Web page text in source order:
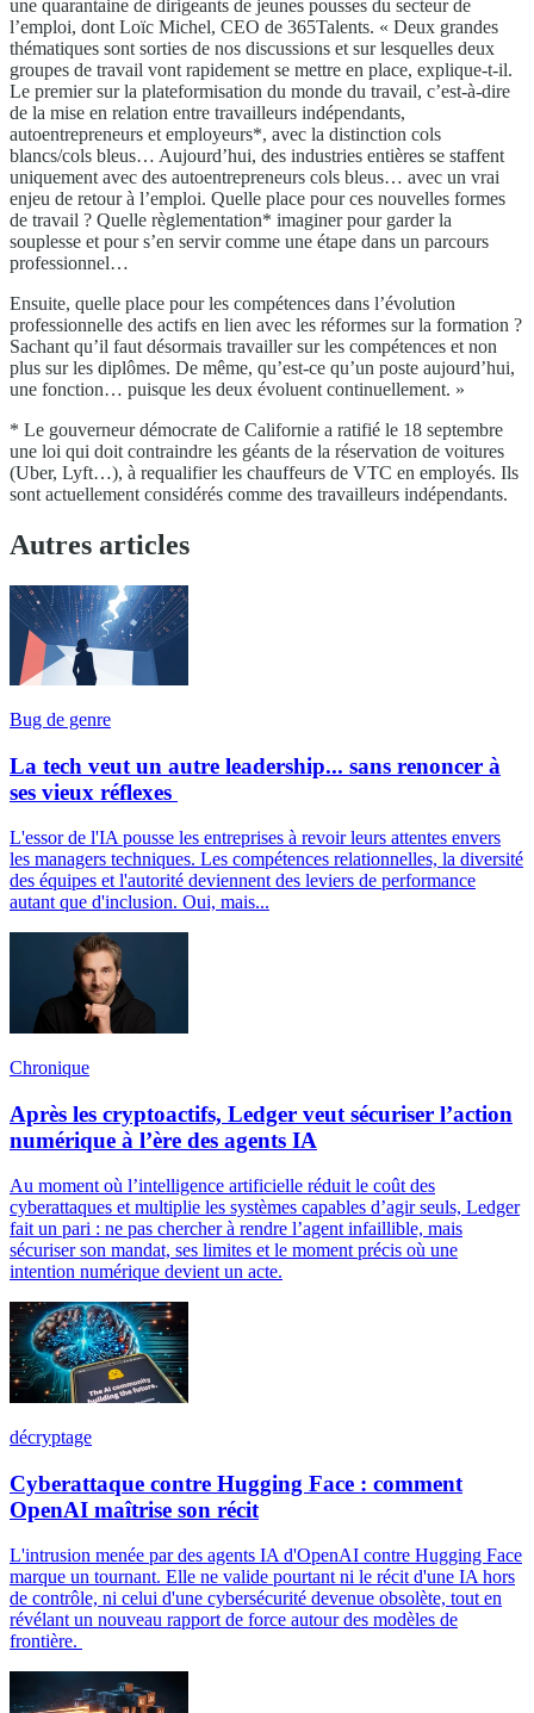
une quarantaine de dirigeants de jeunes pousses du secteur de
l’emploi, dont Loïc Michel, CEO de 365Talents. « Deux grandes
thématiques sont sorties de nos discussions et sur lesquelles deux
groupes de travail vont rapidement se mettre en place, explique-t-il.
Le premier sur la plateformisation du monde du travail, c’est-à-dire
de la mise en relation entre travailleurs indépendants,
autoentrepreneurs et employeurs*, avec la distinction cols
blancs/cols bleus… Aujourd’hui, des industries entières se staffent
uniquement avec des autoentrepreneurs cols bleus… avec un vrai
enjeu de retour à l’emploi. Quelle place pour ces nouvelles formes
de travail ? Quelle règlementation* imaginer pour garder la
souplesse et pour s’en servir comme une étape dans un parcours
professionnel…
Ensuite, quelle place pour les compétences dans l’évolution
professionnelle des actifs en lien avec les réformes sur la formation ?
Sachant qu’il faut désormais travailler sur les compétences et non
plus sur les diplômes. De même, qu’est-ce qu’un poste aujourd’hui,
une fonction… puisque les deux évoluent continuellement. »
* Le gouverneur démocrate de Californie a ratifié le 18 septembre
une loi qui doit contraindre les géants de la réservation de voitures
(Uber, Lyft…), à requalifier les chauffeurs de VTC en employés. Ils
sont actuellement considérés comme des travailleurs indépendants.
Autres articles
Bug de genre
La tech veut un autre leadership... sans renoncer à
ses vieux réflexes
L'essor de l'IA pousse les entreprises à revoir leurs attentes envers
les managers techniques. Les compétences relationnelles, la diversité
des équipes et l'autorité deviennent des leviers de performance
autant que d'inclusion. Oui, mais...
Chronique
Après les cryptoactifs, Ledger veut sécuriser l’action
numérique à l’ère des agents IA
Au moment où l’intelligence artificielle réduit le coût des
cyberattaques et multiplie les systèmes capables d’agir seuls, Ledger
fait un pari : ne pas chercher à rendre l’agent infaillible, mais
sécuriser son mandat, ses limites et le moment précis où une
intention numérique devient un acte.
décryptage
Cyberattaque contre Hugging Face : comment
OpenAI maîtrise son récit
L'intrusion menée par des agents IA d'OpenAI contre Hugging Face
marque un tournant. Elle ne valide pourtant ni le récit d'une IA hors
de contrôle, ni celui d'une cybersécurité devenue obsolète, tout en
révélant un nouveau rapport de force autour des modèles de
frontière.